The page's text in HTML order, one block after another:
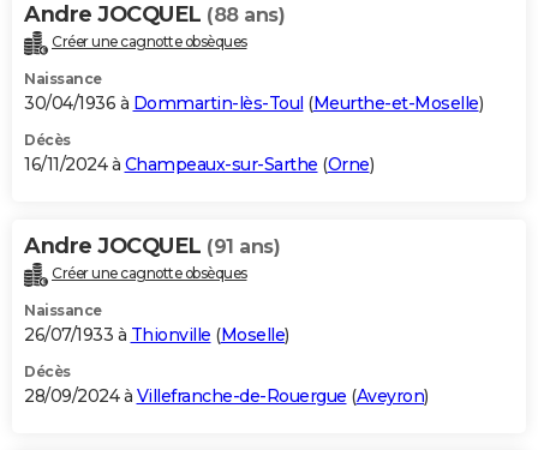
Alimentation
Guide de la santé
Maladies
Médicaments
Sommeil
VOYAGE
Destinations
City break
Voyage nature
Voyage de noces
Forum
Climat
+PHOTO
GUIDES D'ACHAT
BONS PLANS
Carte de Noël
Carte Bonne année
Carte Saint-Valentin
Carte Pâques
Carte d'anniversaire
DICTIONNAIRE
Dictionnaire
Biographies
Citations
Expressions
Proverbes
PROGRAMME TV
S'inscrire
Se connecter
Lycées
Collèges
Primaires
Universités
Entreprises
Service militaire
Avis de recherche
AVIS DE DÉCÈS
Andre JOCQUEL (88 ans)
Créer une cagnotte obsèques
Naissance
30/04/1936 à Dommartin-lès-Toul (Meurthe-et-Moselle)
Décès
16/11/2024 à Champeaux-sur-Sarthe (Orne)
Andre JOCQUEL (91 ans)
Créer une cagnotte obsèques
Naissance
26/07/1933 à Thionville (Moselle)
Décès
28/09/2024 à Villefranche-de-Rouergue (Aveyron)